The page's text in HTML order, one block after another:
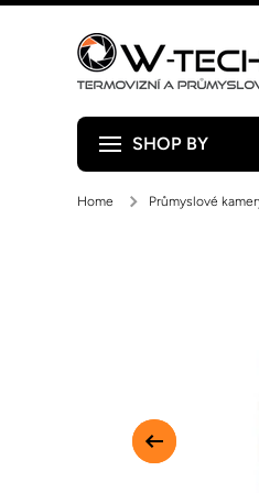
SHOP BY
Home Průmyslové
Skip to